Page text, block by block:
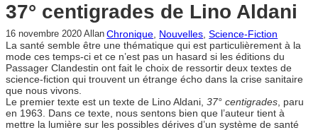
37° centigrades de Lino Aldani
16 novembre 2020 Allan Chronique, Nouvelles, Science-Fiction
La santé semble être une thématique qui est particulièrement à la
mode ces temps-ci et ce n’est pas un hasard si les éditions du
Passager Clandestin ont fait le choix de ressortir deux textes de
science-fiction qui trouvent un étrange écho dans la crise sanitaire
que nous vivons.
Le premier texte est un texte de Lino Aldani, 37° centigrades, paru
en 1963. Dans ce texte, nous sentons bien que l’auteur tient à
mettre la lumière sur les possibles dérives d’un système de santé